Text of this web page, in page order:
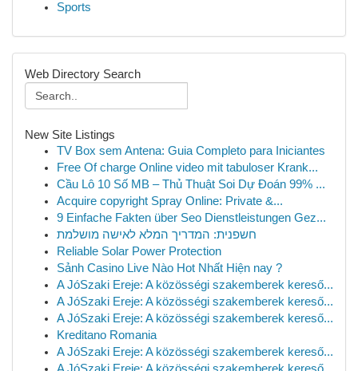
Sports
Web Directory Search
New Site Listings
TV Box sem Antena: Guia Completo para Iniciantes
Free Of charge Online video mit tabuloser Krank...
Cầu Lô 10 Số MB – Thủ Thuật Soi Dự Đoán 99% ...
Acquire copyright Spray Online: Private &...
9 Einfache Fakten über Seo Dienstleistungen Gez...
חשפנית: המדריך המלא לאישה מושלמת
Reliable Solar Power Protection
Sảnh Casino Live Nào Hot Nhất Hiện nay ?
A JóSzaki Ereje: A közösségi szakemberek kereső...
A JóSzaki Ereje: A közösségi szakemberek kereső...
A JóSzaki Ereje: A közösségi szakemberek kereső...
Kreditano Romania
A JóSzaki Ereje: A közösségi szakemberek kereső...